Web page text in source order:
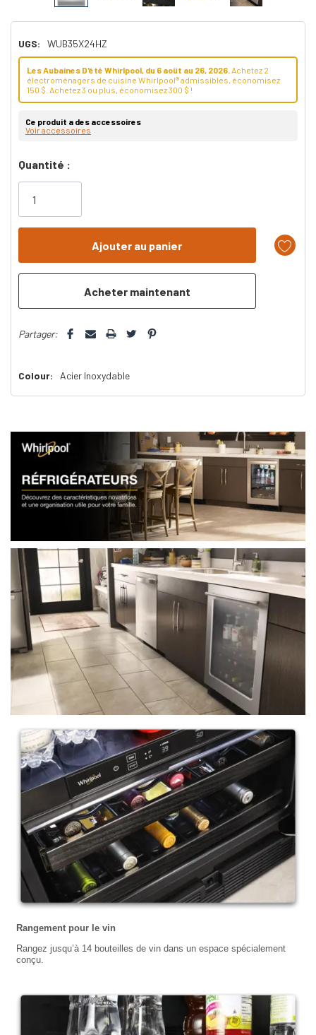
UGS: WUB35X24HZ
Les Aubaines D'été Whirlpool, du 6 aoüt au 26, 2026.Achetez 2
électroménagers de cuisine Whirlpool® admissibles, économisez
150 $. Achetez 3 ou plus, économisez 300 $ !
Ce produit a des accessoires
Voir accessoires
Dépêchez-
vous!
plus
Quantité :
Partager:
Colour: Acier Inoxydable